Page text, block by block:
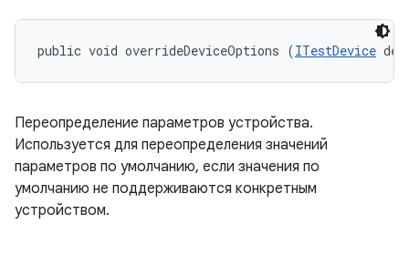
public void overrideDeviceOptions (ITestDevice
Переопределение параметров устройства.
Используется для переопределения значений
параметров по умолчанию, если значения по
умолчанию не поддерживаются конкретным
устройством.